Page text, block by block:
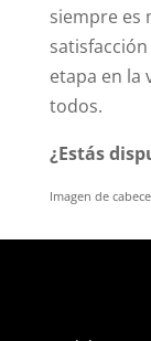
siempre es
etapa en la
todos.
¿Estás
Imagen de